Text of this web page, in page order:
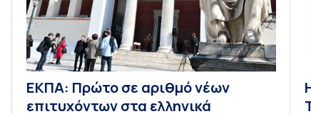
ΕΚΠΑ: Πρώτο σε αριθμό νέων
επιτυχόντων στα ελληνικά